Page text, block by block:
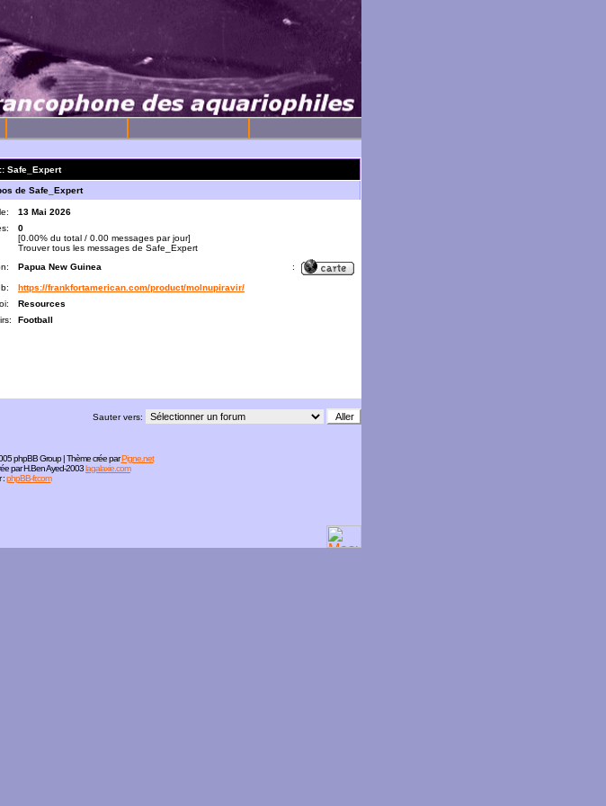
Safe_Expert
de Safe_Expert
13 Mai 2026
0
[0.00% du total / 0.00 messages par jour]
Trouver tous les messages de Safe_Expert
Papua New Guinea :
https://frankfortamerican.com/product/molnupiravir/
Resources
Football
Sauter vers:
phpBB Group | Thème crée parPigne.net
par H.Ben Ayed-2003lagalaxie.com
:phpBB-fr.com